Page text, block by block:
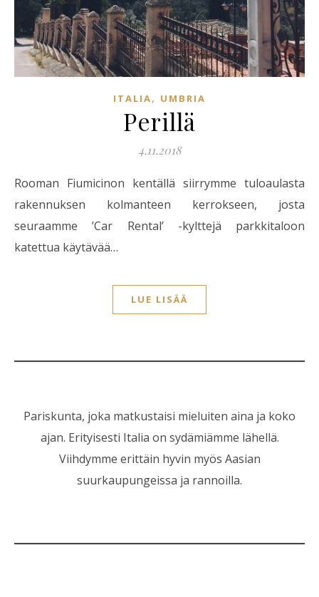
ITALIA, UMBRIA
Perillä
4.11.2018
Rooman Fiumicinon kentällä siirrymme tuloaulasta
rakennuksen kolmanteen kerrokseen, josta
seuraamme ’Car Rental’ -kylttejä parkkitaloon
katettua käytävää…
LUE LISÄÄ
Pariskunta, joka matkustaisi mieluiten aina ja koko
ajan. Erityisesti Italia on sydämiämme lähellä.
Viihdymme erittäin hyvin myös Aasian
suurkaupungeissa ja rannoilla.